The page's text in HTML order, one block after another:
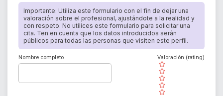
Importante: Utiliza este formulario con el fin de dejar una
valoración sobre el profesional, ajustándote a la realidad y
con respeto. No utilices este formulario para solicitar una
cita. Ten en cuenta que los datos introducidos serán
públicos para todas las personas que visiten este perfil.
Nombre completo
( )
( )
( )
( )
( )
Valoración (rating)